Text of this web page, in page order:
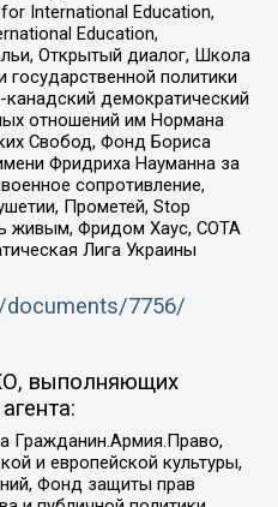
International Education,
Education,
Открытый диалог, Школа
политики
демократический
отношений им Нормана
Свобод, Фонд Бориса
Фридриха Науманна за
сопротивление,
Прометей, Stop
живым, Фридом Хаус, СОТА
Лига Украины
7756/
выполняющих
Гражданин.Армия.Право,
и европейской культуры,
Фонд защиты прав